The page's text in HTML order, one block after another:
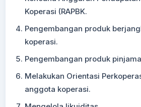
Koperasi (RAPBK.
Pengembangan produk
koperasi.
Pengembangan produk
Melakukan Orientasi
anggota koperasi.